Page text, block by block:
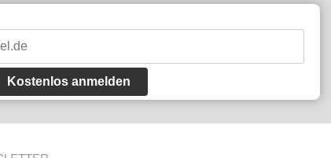
Kostenlos anmelden